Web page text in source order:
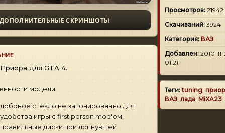
ДОПОЛНИТЕЛЬНЫЕ СКРИНШОТЫ
для GTA 4.
модели:
лобовое стекло не затонированно для
удобства игры с first person mod'ом;
правильные диски при лопнувшей
Просмотров: 21942
Скачиваний: 3924
Категория: ВАЗ
Добавлен: 2010-
01:21
Теги: tuning,
ВАЗ, лада, MiXA23